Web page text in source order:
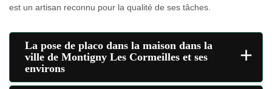
est un artisan reconnu pour la qualité de ses tâches.
La pose de placo dans la maison dans la
ville de Montigny Les Cormeilles et ses
environs
+